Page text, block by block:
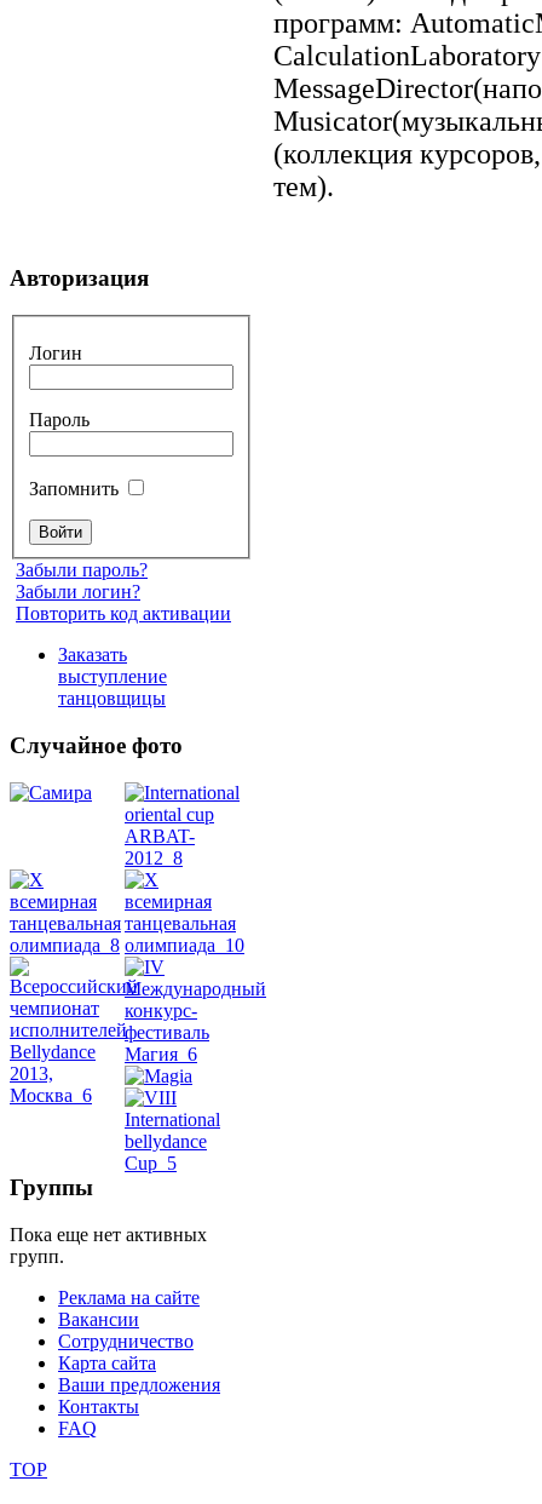
программ:
(коллекция
тем).
Авторизация
Логин
Пароль
Запомнить
Забыли пароль?
Забыли логин?
Повторить код активации
Заказать
выступление
танцовщицы
Случайное фото
Belly
Группы
Пока еще нет активных
групп.
Реклама на сайте
Вакансии
Сотрудничество
Карта сайта
Ваши предложения
Контакты
FAQ
TOP